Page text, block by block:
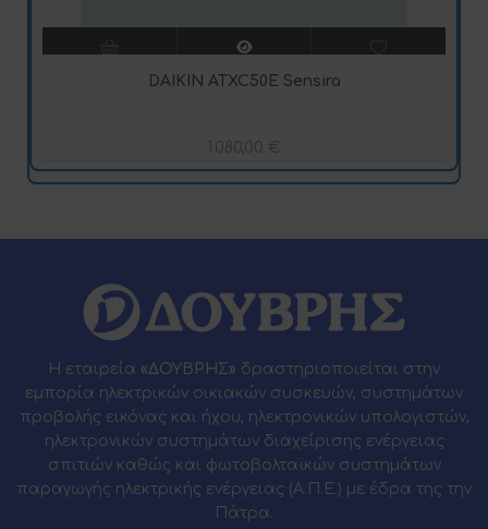
DAIKIN ATXC50E Sensira
1.080,00 €
Η εταιρεία «ΔΟΥΒΡΗΣ» δραστηριοποιείται στην
εμπορία ηλεκτρικών οικιακών συσκευών, συστημάτων
προβολής εικόνας και ήχου, ηλεκτρονικών υπολογιστών,
ηλεκτρονικών συστημάτων διαχείρισης ενέργειας
σπιτιών καθώς και φωτοβολταϊκών συστημάτων
παραγωγής ηλεκτρικής ενέργειας (Α.Π.Ε.) με έδρα της την
Πάτρα.